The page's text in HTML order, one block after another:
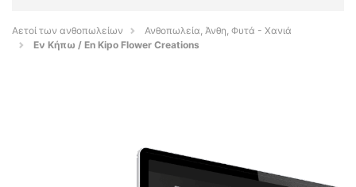
Αετοί των ανθοπωλείων
Ανθοπωλεία, Άνθη, Φυτά - Χανιά
Εν Κήπω / En Kipo Flower Creations